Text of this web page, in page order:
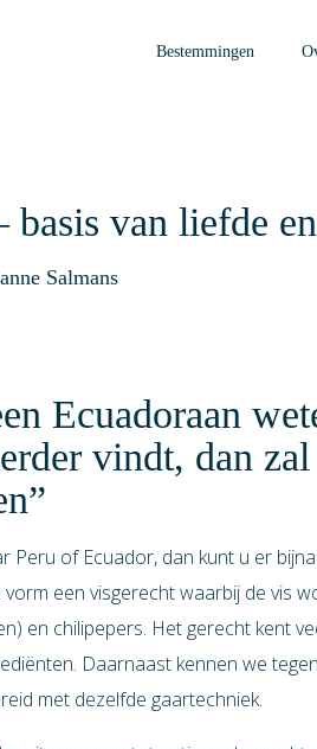
Bestemmingen
basis van liefde
Salmans
Ecuadoraan
vindt, dan
Peru of Ecuador, dan kunt u er
een visgerecht waarbij de vis
en chilipepers. Het gerecht kent
Daarnaast kennen we
met dezelfde gaartechniek.